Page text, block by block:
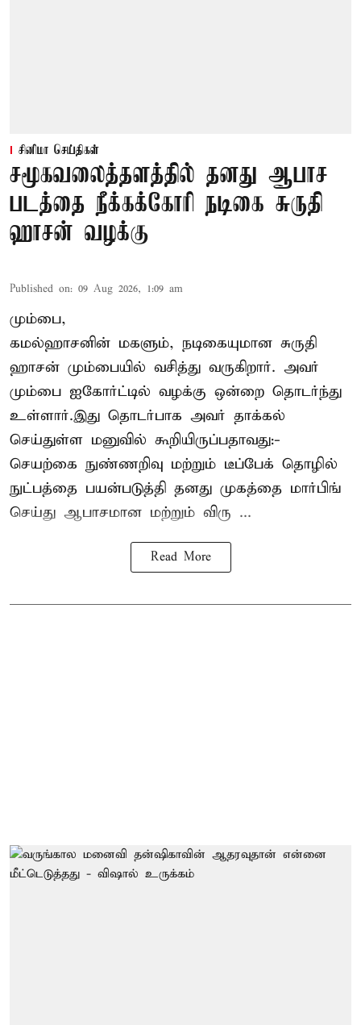
சினிமா செய்திகள்
சமூகவலைத்தளத்தில் தனது ஆபாச
படத்தை நீக்கக்கோரி நடிகை சுருதி
ஹாசன் வழக்கு
Published on: 09 Aug 2026, 1:09 am
மும்பை,
கமல்ஹாசனின் மகளும், நடிகையுமான சுருதி
ஹாசன் மும்பையில் வசித்து வருகிறார். அவர்
மும்பை ஐகோர்ட்டில் வழக்கு ஒன்றை தொடர்ந்து
உள்ளார்.இது தொடர்பாக அவர் தாக்கல்
செய்துள்ள மனுவில் கூறியிருப்பதாவது:-
செயற்கை நுண்ணறிவு மற்றும் டீப்பேக் தொழில்
நுட்பத்தை பயன்படுத்தி தனது முகத்தை மார்பிங்
செய்து ஆபாசமான மற்றும் விரு ...
Read More